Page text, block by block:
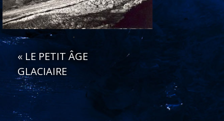
« LE PETIT ÂGE
GLACIAIRE